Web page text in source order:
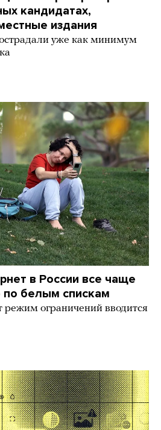
кандидатах,
издания
уже как минимум
в России все чаще
по белым спискам
режим ограничений вводится